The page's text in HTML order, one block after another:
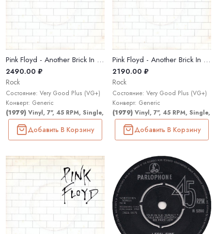
Pink Floyd - Another Brick In The Wall (Part II)
2490.00 ₽
Rock
Состояние: Very Good Plus (VG+)
Конверт: Generic
(1979) Vinyl, 7", 45 RPM, Single, Stereo
Добавить В Корзину
Pink Floyd - Another Brick In The Wall (Part II)
2190.00 ₽
Rock
Состояние: Very Good Plus (VG+)
Конверт: Generic
(1979) Vinyl, 7", 45 RPM, Single,
Добавить В Корзину